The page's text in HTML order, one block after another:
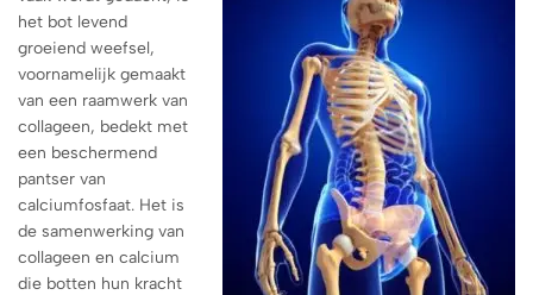
het bot levend
groeiend weefsel,
voornamelijk gemaakt
van een raamwerk van
collageen, bedekt met
een beschermend
pantser van
calciumfosfaat. Het is
de samenwerking van
collageen en calcium
die botten hun kracht